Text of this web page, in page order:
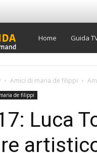
Super
TV
Home Guida
Amici di maria de filippi
de filippi
Luca